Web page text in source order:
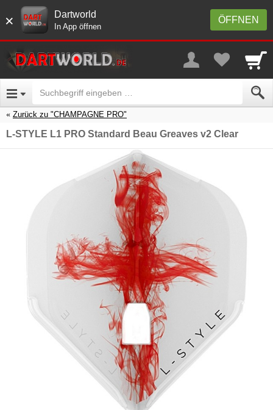
× ÖFFNEN
Dartworld
In App öffnen
Zurück zu "CHAMPAGNE PRO"
L-STYLE L1 PRO Standard Beau Greaves v2 Clear